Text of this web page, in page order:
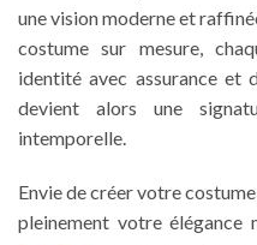
une vision moderne et
costume sur mesure,
identité avec assurance et
devient alors une
intemporelle.
Envie de créer votre
pleinement votre élégance